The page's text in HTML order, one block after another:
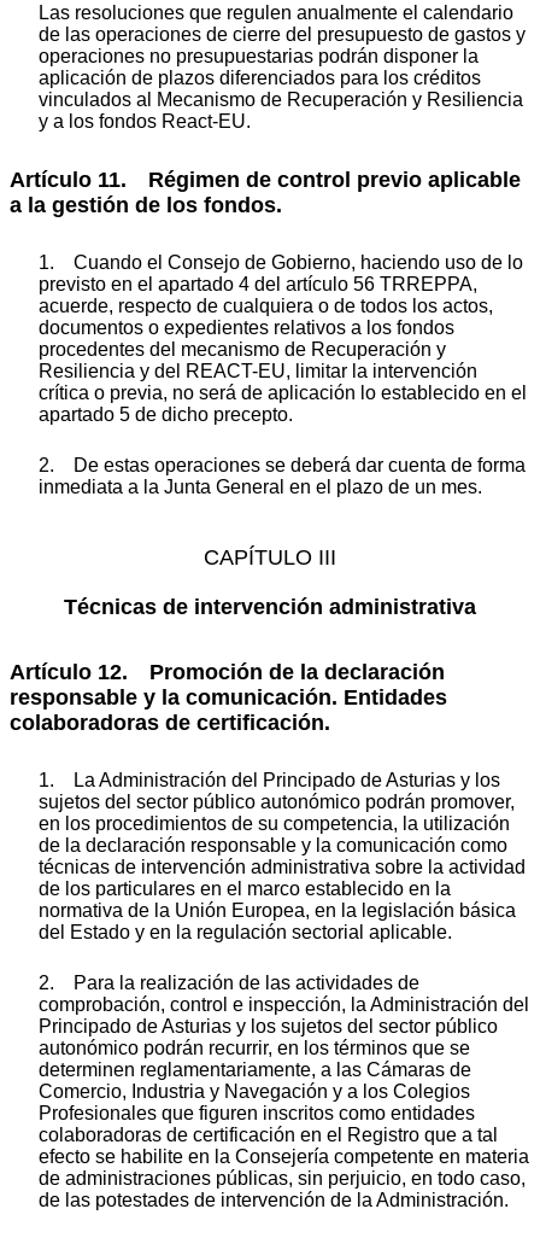
Las resoluciones que regulen anualmente el calendario
de las operaciones de cierre del presupuesto de gastos y
operaciones no presupuestarias podrán disponer la
aplicación de plazos diferenciados para los créditos
vinculados al Mecanismo de Recuperación y Resiliencia
y a los fondos React-EU.
Artículo 11. Régimen de control previo aplicable
a la gestión de los fondos.
1. Cuando el Consejo de Gobierno, haciendo uso de lo
previsto en el apartado 4 del artículo 56 TRREPPA,
acuerde, respecto de cualquiera o de todos los actos,
documentos o expedientes relativos a los fondos
procedentes del mecanismo de Recuperación y
Resiliencia y del REACT-EU, limitar la intervención
crítica o previa, no será de aplicación lo establecido en el
apartado 5 de dicho precepto.
2. De estas operaciones se deberá dar cuenta de forma
inmediata a la Junta General en el plazo de un mes.
CAPÍTULO III
Técnicas de intervención administrativa
Artículo 12. Promoción de la declaración
responsable y la comunicación. Entidades
colaboradoras de certificación.
1. La Administración del Principado de Asturias y los
sujetos del sector público autonómico podrán promover,
en los procedimientos de su competencia, la utilización
de la declaración responsable y la comunicación como
técnicas de intervención administrativa sobre la actividad
de los particulares en el marco establecido en la
normativa de la Unión Europea, en la legislación básica
del Estado y en la regulación sectorial aplicable.
2. Para la realización de las actividades de
comprobación, control e inspección, la Administración del
Principado de Asturias y los sujetos del sector público
autonómico podrán recurrir, en los términos que se
determinen reglamentariamente, a las Cámaras de
Comercio, Industria y Navegación y a los Colegios
Profesionales que figuren inscritos como entidades
colaboradoras de certificación en el Registro que a tal
efecto se habilite en la Consejería competente en materia
de administraciones públicas, sin perjuicio, en todo caso,
de las potestades de intervención de la Administración.